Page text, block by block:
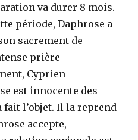
va durer 8 mois.
période, Daphrose a
sacrement de
prière
Cyprien
est innocente des
l’objet. Il la reprend
accepte,